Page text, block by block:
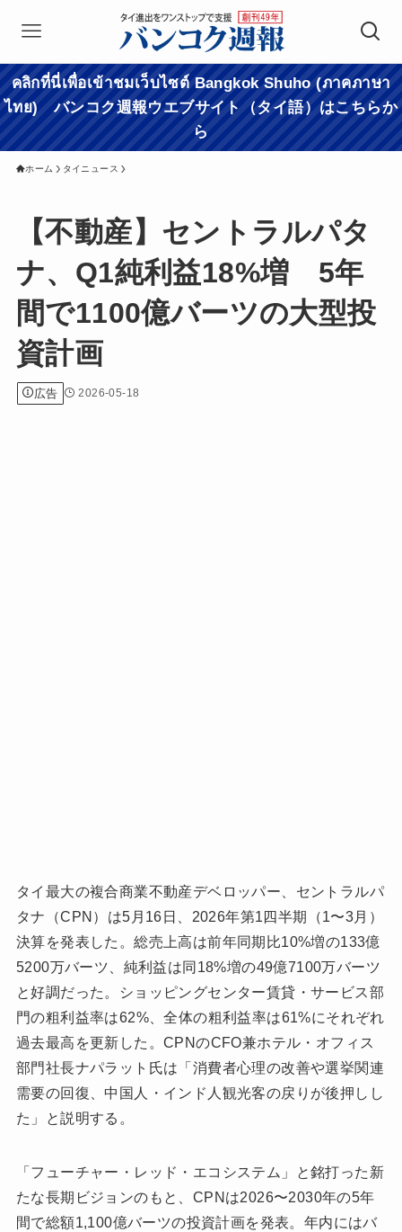
คลิกที่นี่เพื่อเข้าชมเว็บไซต์ Bangkok Shuho (ภาคภาษา
ไทย) バンコク週報ウエブサイト（タイ語）はこちらか
ら
ホーム タイニュース
【不動産】セントラルパタ
ナ、Q1純利益18%増 5年
間で1100億バーツの大型投
資計画
広告 2026-05-18
タイ最大の複合商業不動産デベロッパー、セントラルパ
タナ（CPN）は5月16日、2026年第1四半期（1〜3月）
決算を発表した。総売上高は前年同期比10%増の133億
5200万バーツ、純利益は同18%増の49億7100万バーツ
と好調だった。ショッピングセンター賃貸・サービス部
門の粗利益率は62%、全体の粗利益率は61%にそれぞれ
過去最高を更新した。CPNのCFO兼ホテル・オフィス
部門社長ナパラット氏は「消費者心理の改善や選挙関連
需要の回復、中国人・インド人観光客の戻りが後押しし
た」と説明する。
「フューチャー・レッド・エコシステム」と銘打った新
たな長期ビジョンのもと、CPNは2026〜2030年の5年
間で総額1,100億バーツの投資計画を発表。年内にはバ